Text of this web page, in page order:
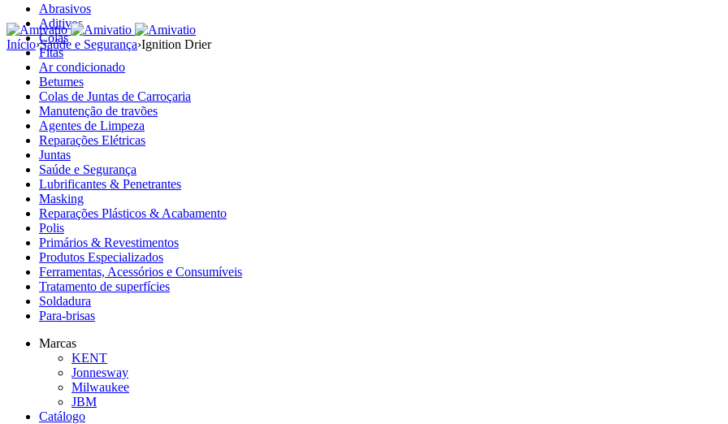
Abrasivos
Aditivos
Colas
Fitas
Ar condicionado
Betumes
Colas de Juntas de Carroçaria
Manutenção de travões
Agentes de Limpeza
Reparações Elétricas
Juntas
Saúde e Segurança
Lubrificantes & Penetrantes
Masking
Reparações Plásticos & Acabamento
Polis
Primários & Revestimentos
Produtos Especializados
Ferramentas, Acessórios e Consumíveis
Tratamento de superfícies
Soldadura
Para-brisas
Marcas
KENT
Jonnesway
Milwaukee
JBM
Catálogo
Início›Saúde e Segurança›Ignition Drier